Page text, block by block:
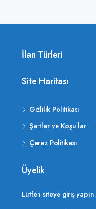
İlan Türleri
Site Haritası
Gizlilik Politikası
Şartlar ve Koşullar
Çerez Politikası
Üyelik
Lütfen siteye giriş yapın.